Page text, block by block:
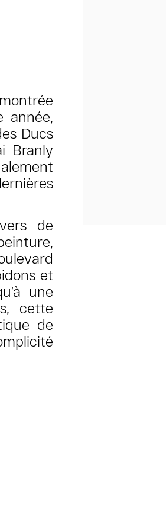
année,
Ducs
Branly
de
et
une
cette
de